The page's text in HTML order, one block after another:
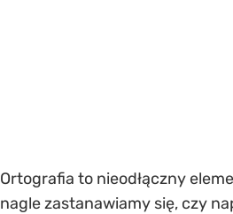
Ortografia to nieodłączny
nagle zastanawiamy się, czy